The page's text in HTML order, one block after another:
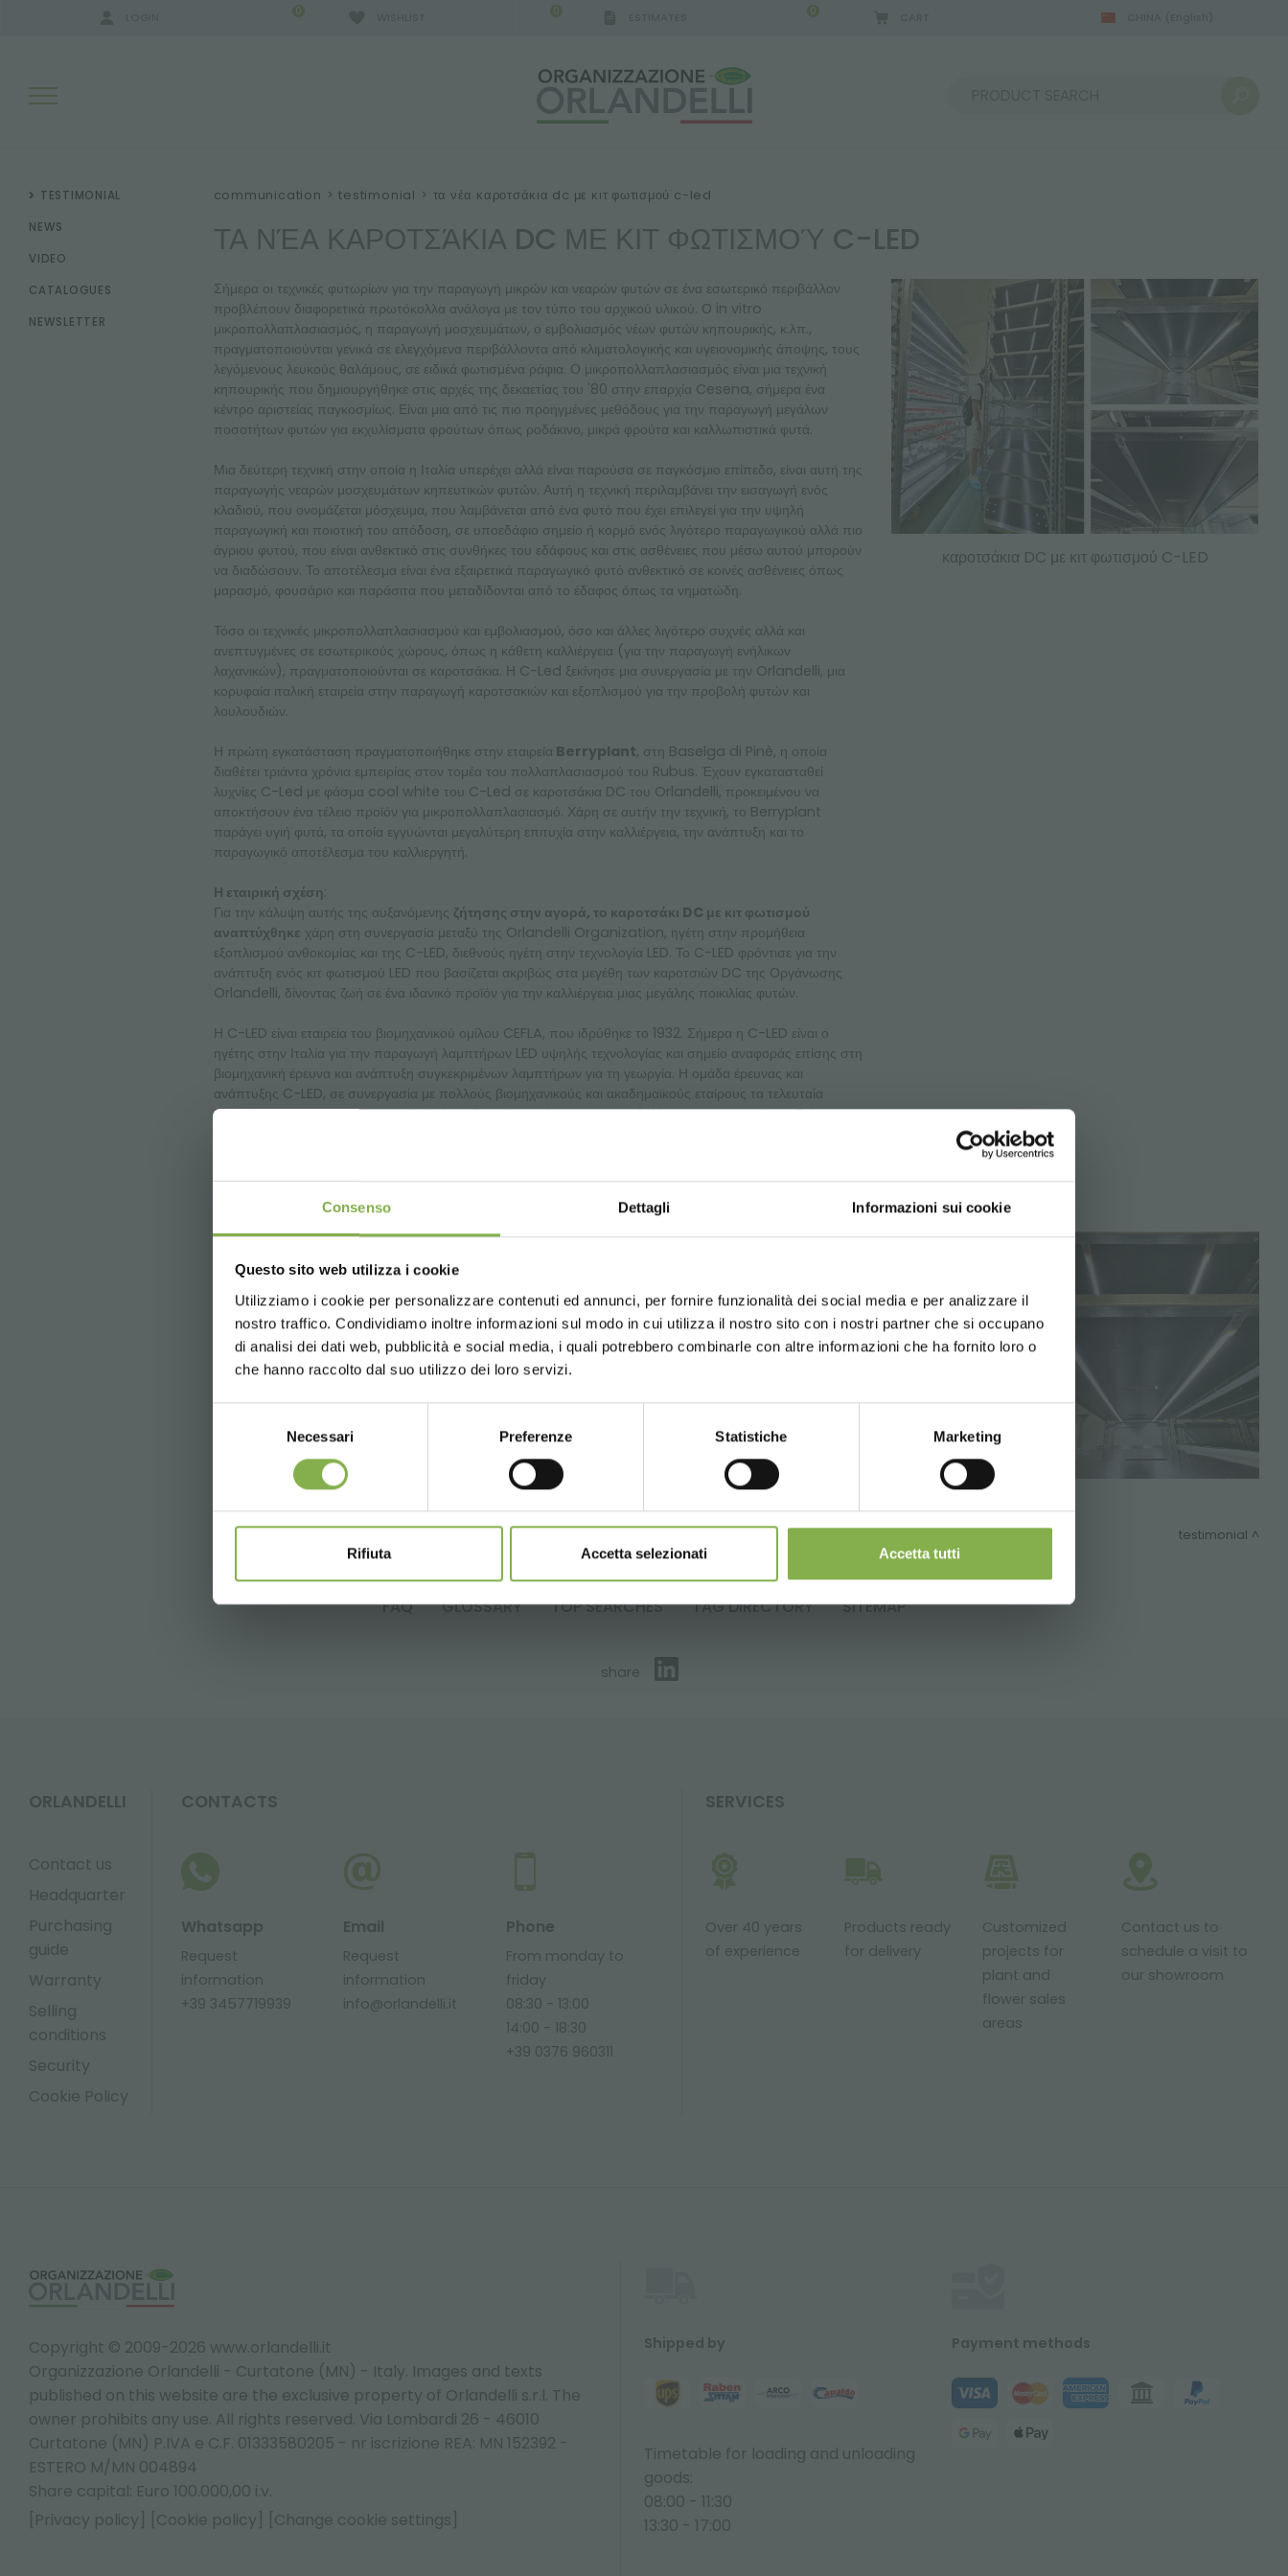
Consenso Dettagli Informazioni sui cookie
Questo sito web utilizza i cookie
Utilizziamo i cookie per personalizzare contenuti ed annunci, per fornire funzionalità dei social media e per analizzare il
nostro traffico. Condividiamo inoltre informazioni sul modo in cui utilizza il nostro sito con i nostri partner che si occupano
di analisi dei dati web, pubblicità e social media, i quali potrebbero combinarle con altre informazioni che ha fornito loro o
che hanno raccolto dal suo utilizzo dei loro servizi.
Necessari Preferenze Statistiche Marketing
Rifiuta Accetta selezionati Accetta tutti
0 0 0
SEARCH RESULTS:
TESTIMONIAL
NEWS
VIDEO
CATALOGUES
NEWSLETTER
communication > testimonial > τα νέα καροτσάκια dc με κιτ φωτισμού c-led
ΤΑ ΝΈΑ ΚΑΡΟΤΣΆΚΙΑ DC ΜΕ ΚΙΤ ΦΩΤΙΣΜΟΎ C-LED
καροτσάκια DC με κιτ φωτισμού C-LED
Σήμερα οι τεχνικές φυτωρίων για την παραγωγή μικρών και νεαρών φυτών σε ένα εσωτερικό περιβάλλον
προβλέπουν διαφορετικά πρωτόκολλα ανάλογα με τον τύπο του αρχικού υλικού. Ο in vitro
μικροπολλαπλασιασμός, η παραγωγή μοσχευμάτων, ο εμβολιασμός νέων φυτών κηπουρικής, κ.λπ.,
πραγματοποιούνται γενικά σε ελεγχόμενα περιβάλλοντα από κλιματολογικής και υγειονομικής άποψης, τους
λεγόμενους λευκούς θαλάμους, σε ειδικά φωτισμένα ράφια. Ο μικροπολλαπλασιασμός είναι μια τεχνική
κηπουρικής που δημιουργήθηκε στις αρχές της δεκαετίας του '80 στην επαρχία Cesena, σήμερα ένα
κέντρο αριστείας παγκοσμίως. Είναι μια από τις πιο προηγμένες μεθόδους για την παραγωγή μεγάλων
ποσοτήτων φυτών για εκχυλίσματα φρούτων όπως ροδάκινο, μικρά φρούτα και καλλωπιστικά φυτά.
Μια δεύτερη τεχνική στην οποία η Ιταλία υπερέχει αλλά είναι παρούσα σε παγκόσμιο επίπεδο, είναι αυτή της
παραγωγής νεαρών μοσχευμάτων κηπευτικών φυτών. Αυτή η τεχνική περιλαμβάνει την εισαγωγή ενός
κλαδιού, που ονομάζεται μόσχευμα, που λαμβάνεται από ένα φυτό που έχει επιλεγεί για την υψηλή
παραγωγική και ποιοτική του απόδοση, σε υποεδάφιο σημείο ή κορμό ενός λιγότερο παραγωγικού αλλά πιο
άγριου φυτού, που είναι ανθεκτικό στις συνθήκες του εδάφους και στις ασθένειες που μέσω αυτού μπορούν
να διαδώσουν. Το αποτέλεσμα είναι ένα εξαιρετικά παραγωγικό φυτό ανθεκτικό σε κοινές ασθένειες όπως
μαρασμό, φουσάριο και παράσιτα που μεταδίδονται από το έδαφος όπως τα νηματώδη.
Τόσο οι τεχνικές μικροπολλαπλασιασμού και εμβολιασμού, όσο και άλλες λιγότερο συχνές αλλά και
ανεπτυγμένες σε εσωτερικούς χώρους, όπως η κάθετη καλλιέργεια (για την παραγωγή ενήλικων
λαχανικών), πραγματοποιούνται σε καροτσάκια. Η C-Led ξεκίνησε μια συνεργασία με την Orlandelli, μια
κορυφαία ιταλική εταιρεία στην παραγωγή καροτσακιών και εξοπλισμού για την προβολή φυτών και
λουλουδιών.
Η πρώτη εγκατάσταση πραγματοποιήθηκε στην εταιρεία Berryplant, στη Baselga di Pinè, η οποία
διαθέτει τριάντα χρόνια εμπειρίας στον τομέα του πολλαπλασιασμού του Rubus. Έχουν εγκατασταθεί
λυχνίες C-Led με φάσμα cool white του C-Led σε καροτσάκια DC του Orlandelli, προκειμένου να
αποκτήσουν ένα τέλειο προϊόν για μικροπολλαπλασιασμό. Χάρη σε αυτήν την τεχνική, το Berryplant
παράγει υγιή φυτά, τα οποία εγγυώνται μεγαλύτερη επιτυχία στην καλλιέργεια, την ανάπτυξη και το
παραγωγικό αποτέλεσμα του καλλιεργητή.
Η εταιρική σχέση:
Για την κάλυψη αυτής της αυξανόμενης ζήτησης στην αγορά, το καροτσάκι DC με κιτ φωτισμού
αναπτύχθηκε χάρη στη συνεργασία μεταξύ της Orlandelli Organization, ηγέτη στην προμήθεια
εξοπλισμού ανθοκομίας και της C-LED, διεθνούς ηγέτη στην τεχνολογία LED. Το C-LED φρόντισε για την
ανάπτυξη ενός κιτ φωτισμού LED που βασίζεται ακριβώς στα μεγέθη των καροτσιών DC της Οργάνωσης
Orlandelli, δίνοντας ζωή σε ένα ιδανικό προϊόν για την καλλιέργεια μιας μεγάλης ποικιλίας φυτών.
Η C-LED είναι εταιρεία του βιομηχανικού ομίλου CEFLA, που ιδρύθηκε το 1932. Σήμερα η C-LED είναι ο
ηγέτης στην Ιταλία για την παραγωγή λαμπτήρων LED υψηλής τεχνολογίας και σημείο αναφοράς επίσης στη
βιομηχανική έρευνα και ανάπτυξη συγκεκριμένων λαμπτήρων για τη γεωργία. Η ομάδα έρευνας και
ανάπτυξης C-LED, σε συνεργασία με πολλούς βιομηχανικούς και ακαδημαϊκούς εταίρους τα τελευταία
χρόνια έχει πραγματοποιήσει πολυάριθμες δοκιμές σε ελεγχόμενο περιβάλλον και στον τομέα με ιδιώτες,
previous:
os novos carrinhos dc com kit de luzes c-led
nové vozíky dc se sadou světel c-led
testimonial
FAQ GLOSSARY TOP SEARCHES TAG DIRECTORY SITEMAP
share
UNITED STATES ENGLISH
CONTINUE
ORLANDELLI
Contact us
Headquarter
Purchasing
guide
Warranty
Selling
conditions
Security
Cookie Policy
CONTACTS
Whatsapp
Request
information
+39 3457719939
Email
Request
information
info@orlandelli.it
Phone
From monday to
friday
08:30 - 13:00
14:00 - 18:30
+39 0376 960311
SERVICES
Over 40 years
of experience
Products ready
for delivery
Customized
projects for
plant and
flower sales
areas
Contact us to
schedule a visit to
our showroom
Copyright © 2009-2026 www.orlandelli.it
Organizzazione Orlandelli - Curtatone (MN) - Italy. Images and texts
published on this website are the exclusive property of Orlandelli s.r.l. The
owner prohibits any use. All rights reserved. Via Lombardi 26 - 46010
Curtatone (MN) P.IVA e C.F. 01333580205 - nr iscrizione REA: MN 152392 -
ESTERO M/MN 004894
Share capital: Euro 100.000,00 i.v.
[Privacy policy]
[Cookie policy] [Change cookie settings]
Shipped by
Timetable for loading and unloading
goods:
08:00 - 11:30
13:30 - 17:00
Payment methods